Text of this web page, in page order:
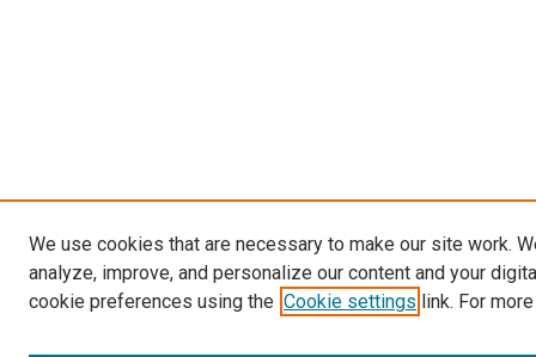
We use cookies that are necessary to make our site work.
analyze, improve, and personalize our content and your
cookie preferences using the Cookie settings link. For